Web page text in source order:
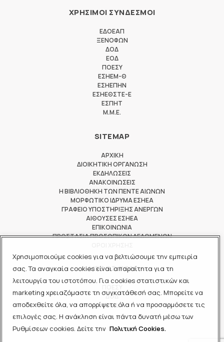
Χρησιμοποιούμε cookies για να βελτιώσουμε την εμπειρία
σας. Τα αναγκαία cookies είναι απαραίτητα για τη
λειτουργία του ιστοτόπου. Για cookies στατιστικών και
marketing χρειαζόμαστε τη συγκατάθεσή σας. Μπορείτε να
αποδεχθείτε όλα, να απορρίψετε όλα ή να προσαρμόσετε τις
επιλογές σας. Η ανάκληση είναι πάντα δυνατή μέσω των
Ρυθμίσεων cookies. Δείτε την Πολιτική Cookies.
ΧΡΗΣΙΜΟΙ ΣΥΝΔΕΣΜΟΙ
ΕΔΟΕΑΠ
ΞΕΝΟΦΩΝ
ΔΟΔ
ΕΟΔ
ΠΟΕΣΥ
ΕΣΗΕΜ-Θ
ΕΣΗΕΠΗΝ
ΕΣΗΕΘΣΤΕ-Ε
ΕΣΠΗΤ
M.M.E.
SITEMAP
ΑΡΧΙΚΗ
ΔΙΟΙΚΗΤΙΚΗ ΟΡΓΑΝΩΣΗ
ΕΚΔΗΛΩΣΕΙΣ
ΑΝΑΚΟΙΝΩΣΕΙΣ
Η ΒΙΒΛΙΟΘΗΚΗ ΤΩΝ ΠΕΝΤΕ ΑΙΩΝΩΝ
ΜΟΡΦΩΤΙΚΟ ΙΔΡΥΜΑ ΕΣΗΕΑ
ΓΡΑΦΕΙΟ ΥΠΟΣΤΗΡΙΞΗΣ ΑΝΕΡΓΩΝ
ΑΙΘΟΥΣΕΣ ΕΣΗΕΑ
ΕΠΙΚΟΙΝΩΝΙΑ
ΠΡΟΣΤΑΣΙΑ ΠΡΟΣΩΠΙΚΩΝ ΔΕΔΟΜΕΝΩΝ
ΜΕΛΟΣ ΤΩΝ
ΔΟΔ
ΕΟΔ